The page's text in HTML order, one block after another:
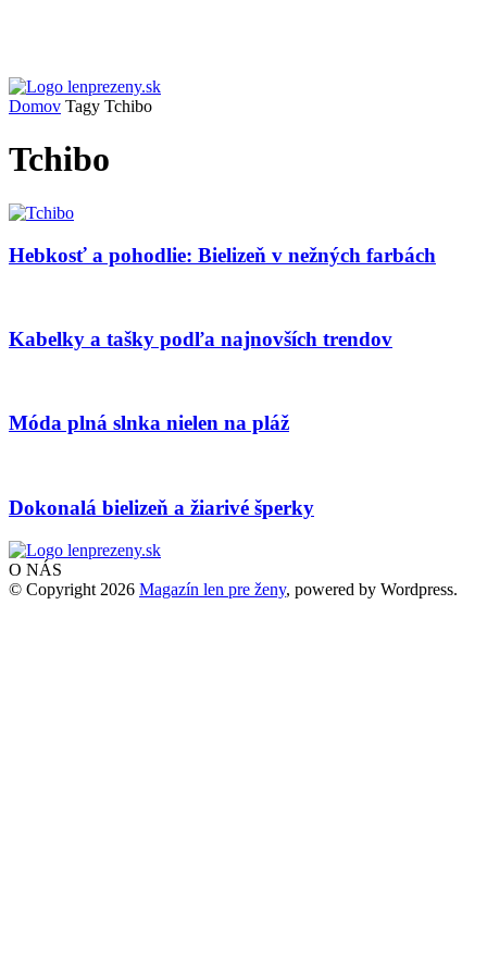
Domov Tagy Tchibo
Tchibo
Hebkosť a pohodlie: Bielizeň v nežných farbách
Kabelky a tašky podľa najnovších trendov
Móda plná slnka nielen na pláž
Dokonalá bielizeň a žiarivé šperky
O NÁS
© Copyright 2026 Magazín len pre ženy, powered by Wordpress.